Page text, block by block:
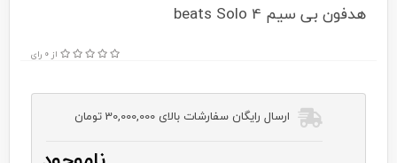
هدفون بی سیم beats Solo 4
از 0 رای
ارسال رایگان سفارشات بالای 30,000,000 تومان